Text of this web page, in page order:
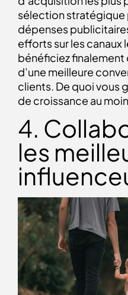
sélection stratégique
dépenses
efforts sur les canaux
bénéficiez finalement
d’une meilleure
clients. De quoi vous
de croissance au
4.
les